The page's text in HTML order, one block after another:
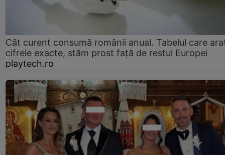
Cât curent consumă românii anual. Tabelul care
cifrele exacte, stăm prost faţă de restul Europei
playtech.ro